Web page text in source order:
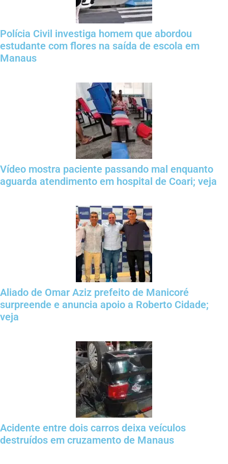
Polícia Civil investiga homem que abordou
estudante com flores na saída de escola em
Manaus
Vídeo mostra paciente passando mal enquanto
aguarda atendimento em hospital de Coari; veja
Aliado de Omar Aziz prefeito de Manicoré
surpreende e anuncia apoio a Roberto Cidade;
veja
Acidente entre dois carros deixa veículos
destruídos em cruzamento de Manaus